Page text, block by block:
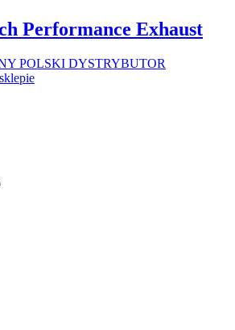
Performance Exhaust
POLSKI DYSTRYBUTOR